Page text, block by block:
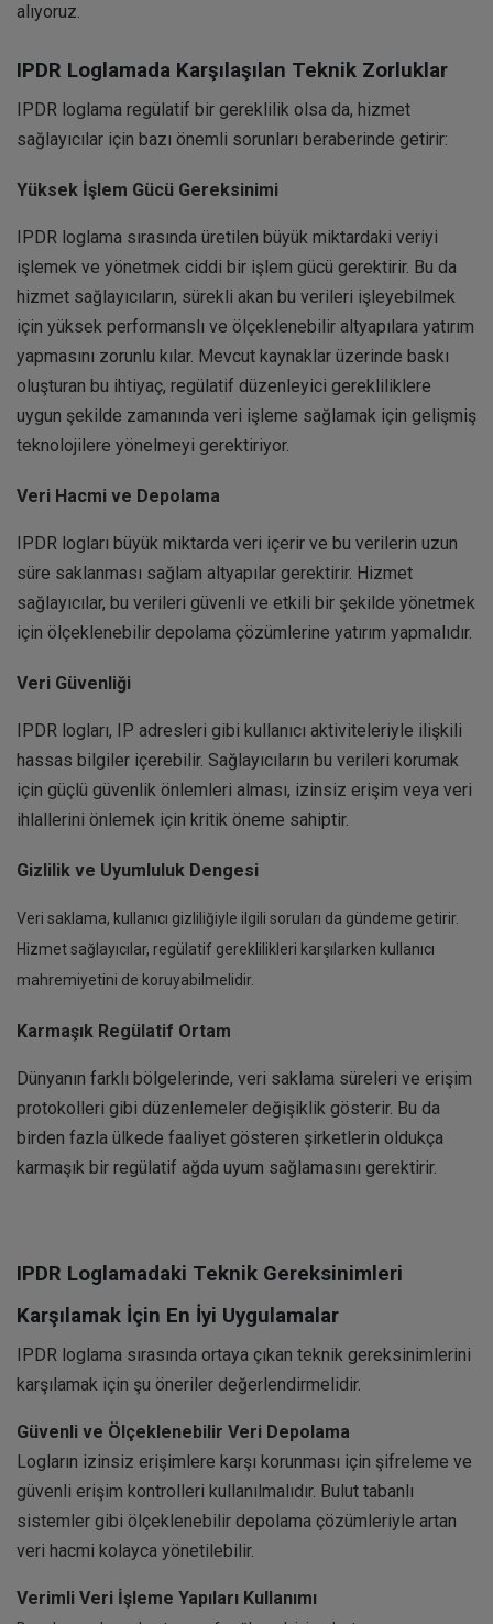
alıyoruz.
IPDR Loglamada Karşılaşılan Teknik Zorluklar
IPDR loglama regülatif bir gereklilik olsa da, hizmet
sağlayıcılar için bazı önemli sorunları beraberinde getirir:
Yüksek İşlem Gücü Gereksinimi
IPDR loglama sırasında üretilen büyük miktardaki veriyi
işlemek ve yönetmek ciddi bir işlem gücü gerektirir. Bu da
hizmet sağlayıcıların, sürekli akan bu verileri işleyebilmek
için yüksek performanslı ve ölçeklenebilir altyapılara yatırım
yapmasını zorunlu kılar. Mevcut kaynaklar üzerinde baskı
oluşturan bu ihtiyaç, regülatif düzenleyici gerekliliklere
uygun şekilde zamanında veri işleme sağlamak için gelişmiş
teknolojilere yönelmeyi gerektiriyor.
Veri Hacmi ve Depolama
IPDR logları büyük miktarda veri içerir ve bu verilerin uzun
süre saklanması sağlam altyapılar gerektirir. Hizmet
sağlayıcılar, bu verileri güvenli ve etkili bir şekilde yönetmek
için ölçeklenebilir depolama çözümlerine yatırım yapmalıdır.
Veri Güvenliği
IPDR logları, IP adresleri gibi kullanıcı aktiviteleriyle ilişkili
hassas bilgiler içerebilir. Sağlayıcıların bu verileri korumak
için güçlü güvenlik önlemleri alması, izinsiz erişim veya veri
ihlallerini önlemek için kritik öneme sahiptir.
Gizlilik ve Uyumluluk Dengesi
Veri saklama, kullanıcı gizliliğiyle ilgili soruları da gündeme getirir.
Hizmet sağlayıcılar, regülatif gereklilikleri karşılarken kullanıcı
mahremiyetini de koruyabilmelidir.
Karmaşık Regülatif Ortam
Dünyanın farklı bölgelerinde, veri saklama süreleri ve erişim
protokolleri gibi düzenlemeler değişiklik gösterir. Bu da
birden fazla ülkede faaliyet gösteren şirketlerin oldukça
karmaşık bir regülatif ağda uyum sağlamasını gerektirir.
IPDR Loglamadaki Teknik Gereksinimleri
Karşılamak İçin En İyi Uygulamalar
IPDR loglama sırasında ortaya çıkan teknik gereksinimlerini
karşılamak için şu öneriler değerlendirmelidir.
Güvenli ve Ölçeklenebilir Veri Depolama
Logların izinsiz erişimlere karşı korunması için şifreleme ve
güvenli erişim kontrolleri kullanılmalıdır. Bulut tabanlı
sistemler gibi ölçeklenebilir depolama çözümleriyle artan
veri hacmi kolayca yönetilebilir.
Verimli Veri İşleme Yapıları Kullanımı